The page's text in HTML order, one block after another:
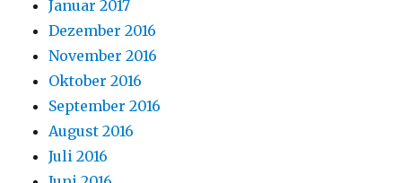
Januar 2017
Dezember 2016
November 2016
Oktober 2016
September 2016
August 2016
Juli 2016